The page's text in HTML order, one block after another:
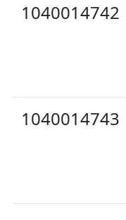
1040014742
1040014743